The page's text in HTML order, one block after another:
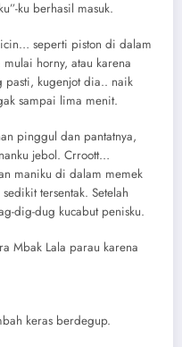
ku berhasil masuk.
seperti piston di dalam
horny, atau karena
pasti, kugenjot dia.. naik
sampai lima menit.
pinggul dan pantatnya,
jebol. Crroott…
maniku di dalam memek
tersentak. Setelah
dig-dug kucabut penisku.
Mbak Lala parau karena
keras berdegup.